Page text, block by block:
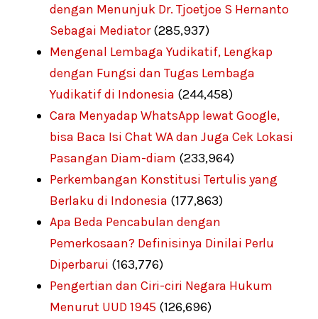
dengan Menunjuk Dr. Tjoetjoe S Hernanto
Sebagai Mediator (285,937)
Mengenal Lembaga Yudikatif, Lengkap
dengan Fungsi dan Tugas Lembaga
Yudikatif di Indonesia (244,458)
Cara Menyadap WhatsApp lewat Google,
bisa Baca Isi Chat WA dan Juga Cek Lokasi
Pasangan Diam-diam (233,964)
Perkembangan Konstitusi Tertulis yang
Berlaku di Indonesia (177,863)
Apa Beda Pencabulan dengan
Pemerkosaan? Definisinya Dinilai Perlu
Diperbarui (163,776)
Pengertian dan Ciri-ciri Negara Hukum
Menurut UUD 1945 (126,696)